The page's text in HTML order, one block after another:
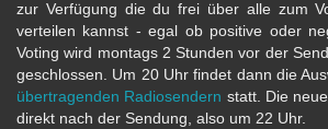
zur Verfügung die du frei über alle zum
verteilen kannst - egal ob positive oder
Voting wird montags 2 Stunden vor der
geschlossen. Um 20 Uhr findet dann die
übertragenden Radiosendern statt. Die
direkt nach der Sendung, also um 22 Uhr.